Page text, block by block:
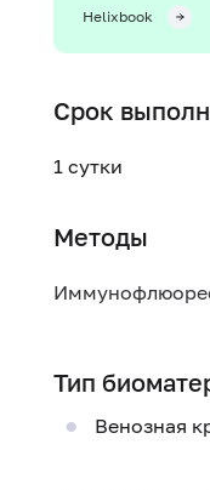
Helixbook
Срок
1 сутки
Методы
Тип
Венозная